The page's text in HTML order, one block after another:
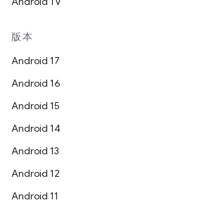
版本
Android 17
Android 16
Android 15
Android 14
Android 13
Android 12
Android 11